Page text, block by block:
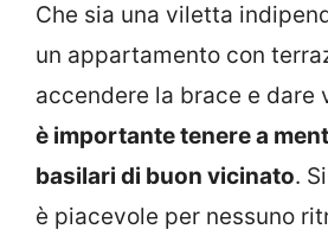
Che sia una viletta
un appartamento con
accendere la brace e dare
è importante tenere a
basilari di buon vicinato.
è piacevole per nessuno